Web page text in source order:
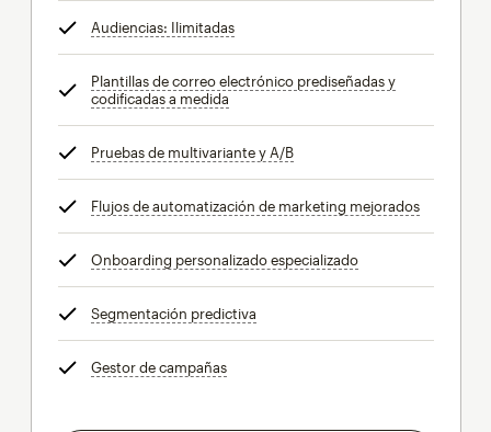
Audiencias: Ilimitadasinfo
Plantillas de correo electrónico prediseñadas y
codificadas a medida
Pruebas de multivariante y A/Binfo
Flujos de automatización de marketing mejoradosinfo
Onboarding personalizado especializadoinfo
Segmentación predictiva
Gestor de campañasinfo